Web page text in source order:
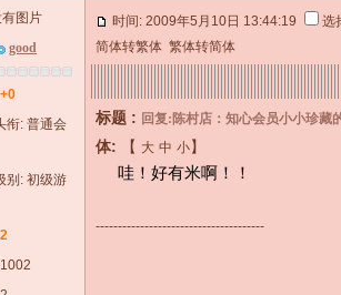
图片
good
+0
衔: 普通会
别: 初级游
2
时间: 2009年5月10日 13:44:19
选
简体转繁体 繁体转简体
标题 : 回复:陈村店：知心会员小小珍藏
体: 【 大 中 小】
哇！好有米啊！！
--------------------------------------